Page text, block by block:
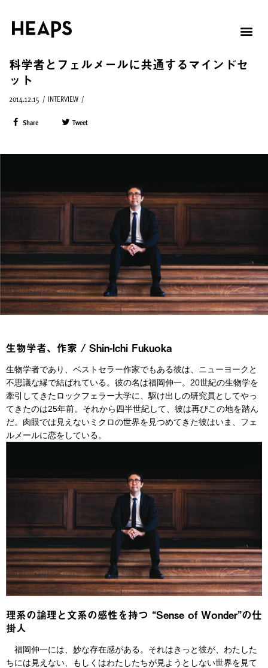
科学者とフェルメールに共通するマインドセ
ット
2014.12.15 / INTERVIEW /
Share Tweet
生物学者、作家 / Shin-Ichi Fukuoka
生物学者であり、ベストセラー作家でもある彼は、ニューヨークと
不思議な縁で結ばれている。彼の名は福岡伸一。20世紀の生物学を
牽引してきたロックフェラー大学に、駆け出しの研究員としてやっ
てきたのは25年前。それから四半世紀して、彼は再びこの地を踏ん
だ。肉眼では見えないミクロの世界を見つめてきた彼はいま、フェ
ルメールに恋をしている。
理系の論理と文系の感性を持つ “Sense of Wonder”の仕
掛人
福岡伸一には、妙な存在感がある。それはきっと彼が、わたした
ちには見えない、もしくはわたしたちが見ようとしない世界を見て